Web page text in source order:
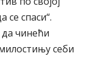
спаси“.
да чинећи
себи